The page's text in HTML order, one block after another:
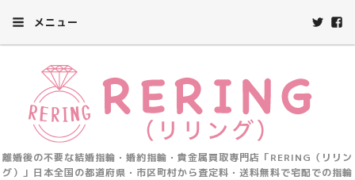
メニュー
離婚後の不要な結婚指輪・婚約指輪・貴金属買取専門店「RERING（リリン
グ）」日本全国の都道府県・市区町村から査定料・送料無料で宅配での指輪